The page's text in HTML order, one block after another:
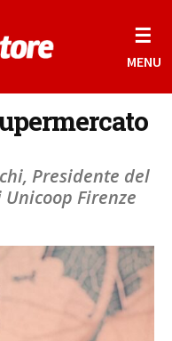
☰
MENU
Presidente del
Firenze